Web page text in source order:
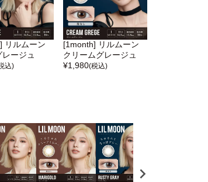
リルムーン
ージュ
込)
[1month] リルムーン
クリームグレージュ
¥1,980(税込)